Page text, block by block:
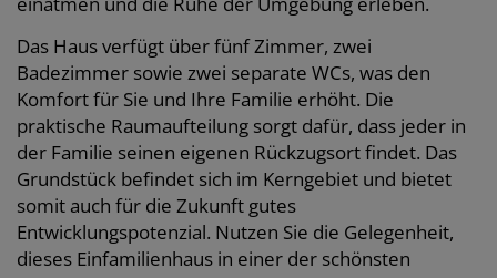
Das Haus verfügt über fünf Zimmer, zwei
Badezimmer sowie zwei separate WCs, was den
Komfort für Sie und Ihre Familie erhöht. Die
praktische Raumaufteilung sorgt dafür, dass jeder in
der Familie seinen eigenen Rückzugsort findet. Das
Grundstück befindet sich im Kerngebiet und bietet
somit auch für die Zukunft gutes
Entwicklungspotenzial. Nutzen Sie die Gelegenheit,
dieses Einfamilienhaus in einer der schönsten